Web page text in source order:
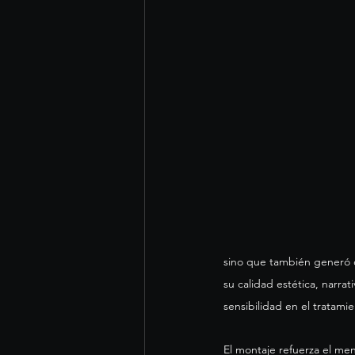
sino que también
su calidad estética,
sensibilidad en el
El montaje refuerza el